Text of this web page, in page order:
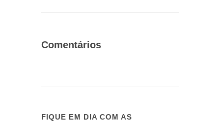
Comentários
FIQUE EM DIA COM AS